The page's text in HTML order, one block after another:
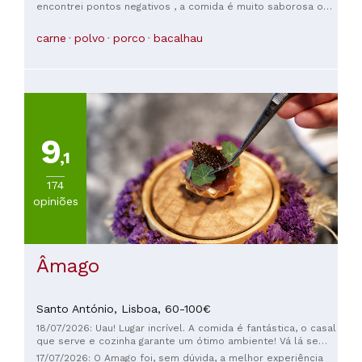
encontrei pontos negativos , a comida é muito saborosa o
.... A melhor refeição que fiz em Évora!
carne polvo porco bacalhau
9,1
174
opiniões
Âmago
Santo António, Lisboa, 60-100€
18/07/2026: Uau! Lugar incrível. A comida é fantástica, o casal
que serve e cozinha garante um ótimo ambiente! Vá lá se
puder!
17/07/2026: O Amago foi, sem dúvida, a melhor experiência